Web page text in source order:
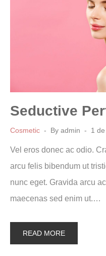
Seductive
Cosmetic By admin 1
Vel eros donec ac odio.
arcu felis bibendum ut
nunc eget. Gravida arcu
maecenas sed enim ut.…
READ MORE